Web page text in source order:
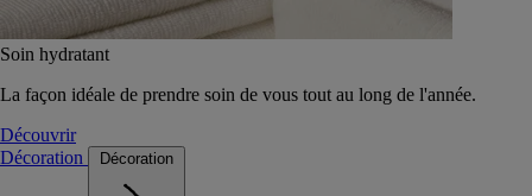
Soin hydratant
La façon idéale de prendre soin de vous tout au long de l'année.
Découvrir
Décoration
Décoration